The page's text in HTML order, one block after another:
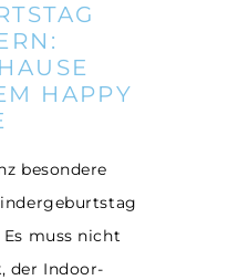
HAPPY
besondere
muss nicht
der Indoor-